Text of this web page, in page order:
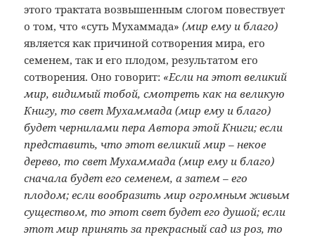
этого трактата возвышенным слогом повествует
о том, что «суть Мухаммада»(мир ему и благо)
является как причиной сотворения мира, его
семенем, так и его плодом, результатом его
сотворения. Оно говорит: «Если на этот великий
мир, видимый тобой, смотреть как на великую
Книгу, то свет Мухаммада (мир ему и благо)
будет чернилами пера Автора этой Книги; если
представить, что этот великий мир – некое
дерево, то свет Мухаммада (мир ему и благо)
сначала будет его семенем, а затем – его
плодом; если вообразить мир огромным живым
существом, то этот свет будет его душой; если
этот мир принять за прекрасный сад из роз, то